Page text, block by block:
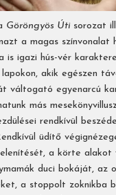
Göröngyös Úti sorozat
a magas színvonalat
is igazi hús-vér
akik egészen
váltogató egyenarcú
más
rendkívül
üdítő
a körte alakot
duci bokáját, az
a stoppolt zoknikba